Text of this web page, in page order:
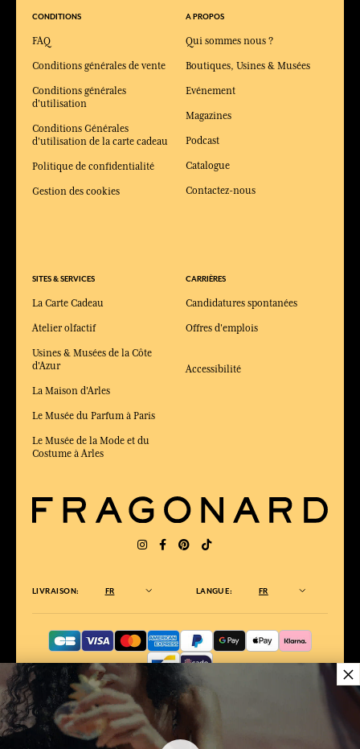
CONDITIONS
FAQ
Conditions générales de vente
Conditions générales
d'utilisation
Conditions Générales
d'utilisation de la carte cadeau
Politique de confidentialité
Gestion des cookies
SITES & SERVICES
La Carte Cadeau
Atelier olfactif
Usines & Musées de la Côte
d'Azur
La Maison d'Arles
Le Musée du Parfum à Paris
Le Musée de la Mode et du
Costume à Arles
A PROPOS
Qui sommes nous ?
Boutiques, Usines & Musées
Evénement
Magazines
Podcast
Catalogue
Contactez-nous
CARRIÈRES
Candidatures spontanées
Offres d'emplois
Accessibilité
LIVRAISON: FR LANGUE: FR
ÉLU MEILLEUR SITE DE COMMERCE
en ligne 2025 par le magazine Capital
×